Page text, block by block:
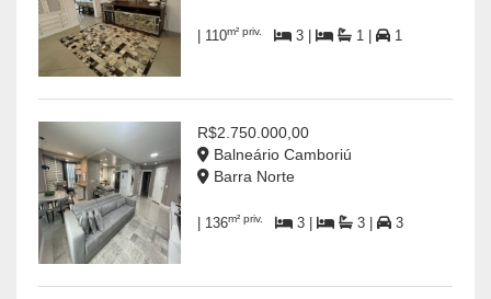
| 110m² priv. 3 | 1 | 1
R$2.750.000,00
Balneário Camboriú
Barra Norte
| 136m² priv. 3 | 3 | 3